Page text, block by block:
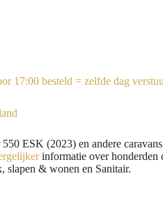
ESK (2023) en andere
informatie over honderden
slapen & wonen en Sanitair.